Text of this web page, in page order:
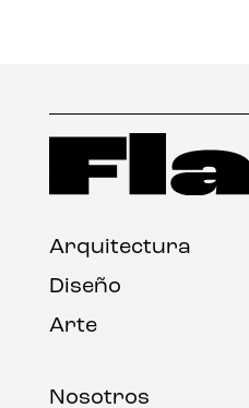
Arquitectura
Diseño
Arte
Nosotros